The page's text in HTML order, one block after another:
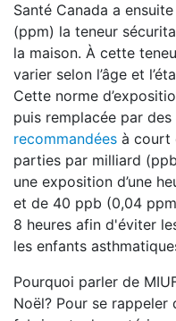
Santé Canada a
(ppm) la teneur
la maison. À cette
varier selon l’âge et
Cette norme
puis remplacée par des
recommandées à court
parties par milliard
une exposition d’une
et de 40 ppb (0,04
8 heures afin d'éviter
les enfants
Pourquoi parler de
Noël? Pour se